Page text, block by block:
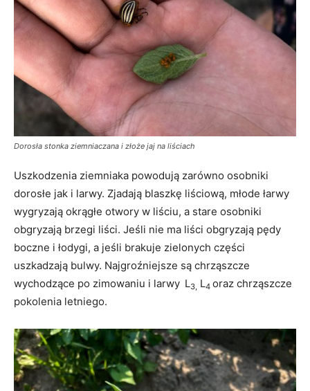
Dorosła stonka ziemniaczana i złoże jaj na liściach
Uszkodzenia ziemniaka powodują zarówno osobniki
dorosłe jak i larwy. Zjadają blaszkę liściową, młode łarwy
wygryzają okrągłe otwory w liściu, a stare osobniki
obgryzają brzegi liści. Jeśli nie ma liści obgryzają pędy
boczne i łodygi, a jeśli brakuje zielonych części
uszkadzają bulwy. Najgroźniejsze są chrząszcze
wychodzące po zimowaniu i larwy L3, L4 oraz chrząszcze
pokolenia letniego.